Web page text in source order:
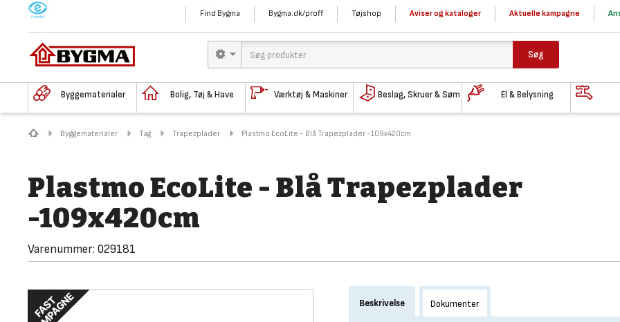
M Find Bygma Bygma.dk/proff Tøjshop Aviser og kataloger Aktuelle kampagne
Søg
Byggematerialer Bolig, Tøj & Have Værktøj & Maskiner Beslag, Skruer & Søm El & Belysning
Byggematerialer Tag Trapezplader Plastmo EcoLite - Blå Trapezplader -109x420cm
Plastmo EcoLite - Blå Trapezplader
-109x420cm
Varenummer: 029181
Beskrivelse Dokumenter